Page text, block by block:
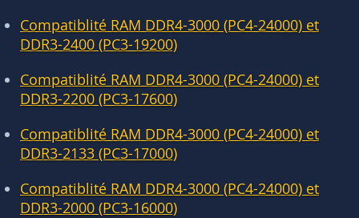
Compatiblité RAM DDR4-3000 (PC4-24000) et
DDR3-2400 (PC3-19200)
Compatiblité RAM DDR4-3000 (PC4-24000) et
DDR3-2200 (PC3-17600)
Compatiblité RAM DDR4-3000 (PC4-24000) et
DDR3-2133 (PC3-17000)
Compatiblité RAM DDR4-3000 (PC4-24000) et
DDR3-2000 (PC3-16000)